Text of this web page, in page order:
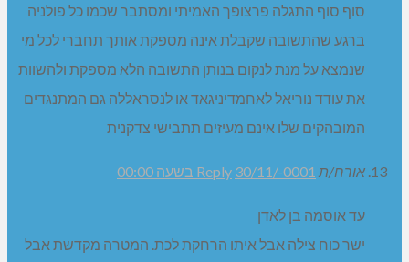
סוף סוף התגלה פרצופך האמיתי ומסתבר שכמו כל פולניה
ברגע שהתשובה שקבלת אינה מספקת אותך תחברי לכל מי
שנמצא על מנת לנקום בנותן התשובה הלא מספקת ולהשוות
את עודד נוריאל לאחמדיניגאד או לנסראללה גם המתנגדים
המובהקים שלו אינם מעיזים תתבישי צדקנית
אורח/ת Reply 30/11/-0001 בשעה 00:00
עד אוסמה בן לאדן
ישר כוח צילה אבל איתו הרחקת לכת. המטרה מקדשת אבל